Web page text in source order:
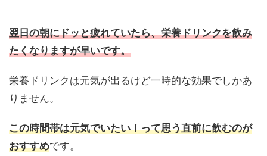
翌日の朝にドッと疲れていたら、栄養ドリンクを飲み
たくなりますが早いです。
栄養ドリンクは元気が出るけど一時的な効果でしかあ
りません。
この時間帯は元気でいたい！って思う直前に飲むのが
おすすめです。